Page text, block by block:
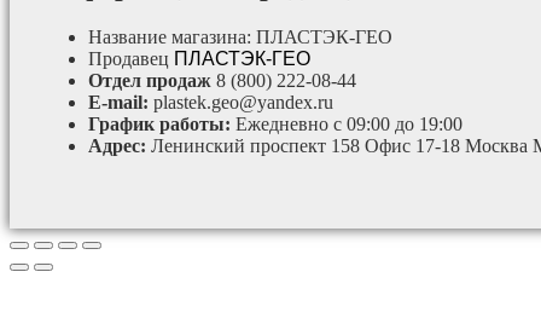
Название магазина: ПЛАСТЭК-ГЕО
Продавец ПЛАСТЭК-ГЕО
Отдел продаж 8 (800) 222-08-44
E-mail: plastek.geo@yandex.ru
График работы: Ежедневно с 09:00 до 19:00
Адрес: Ленинский проспект 158 Офис 17-18 Москва